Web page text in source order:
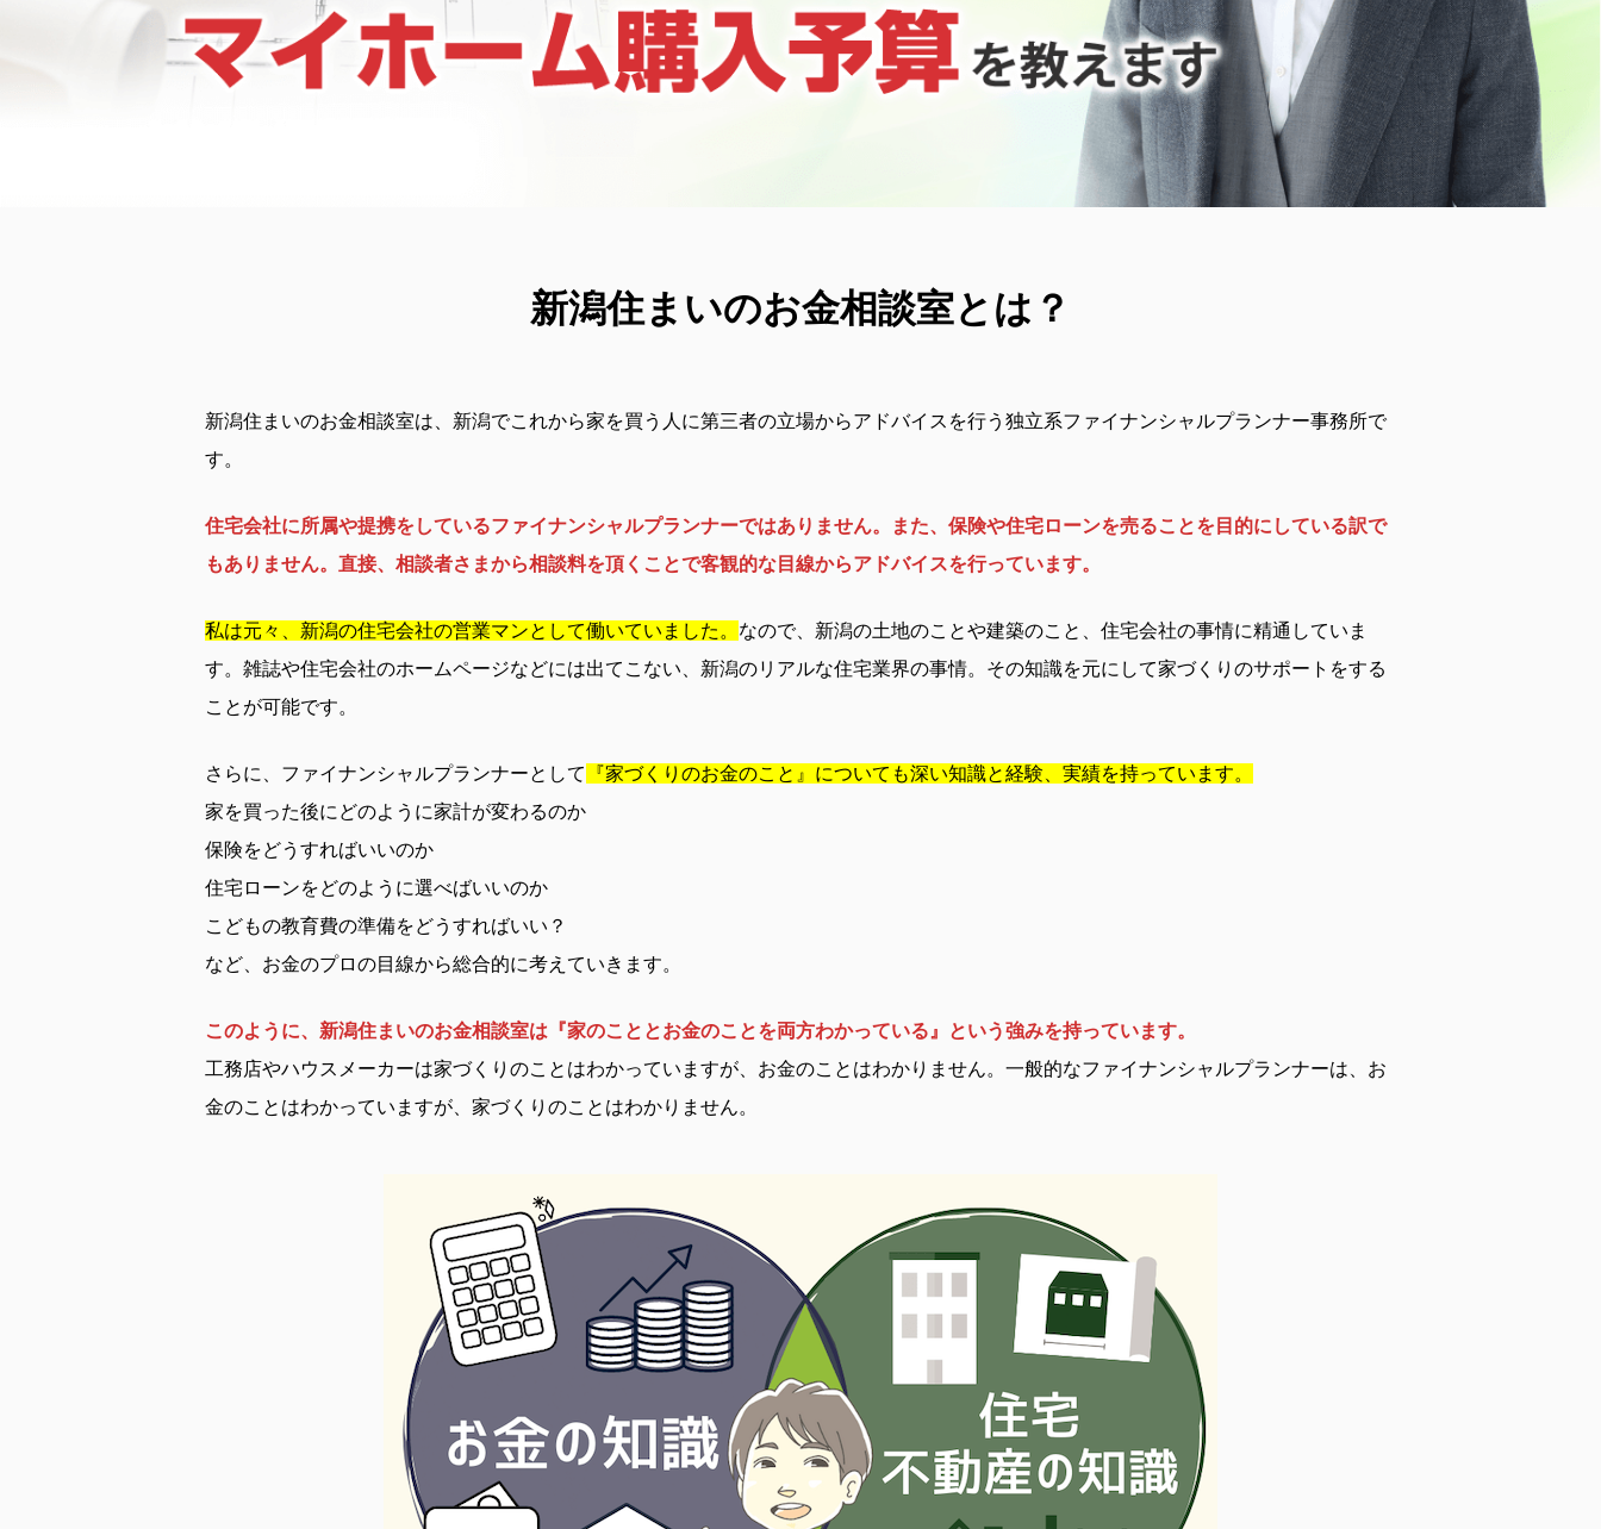
新潟住まいのお金相談室とは？
新潟住まいのお金相談室は、新潟でこれから家を買う人に第三者の立場からアドバイスを行う独立系ファイナンシャルプランナー事務所で
す。
住宅会社に所属や提携をしているファイナンシャルプランナーではありません。また、保険や住宅ローンを売ることを目的にしている訳で
もありません。直接、相談者さまから相談料を頂くことで客観的な目線からアドバイスを行っています。
私は元々、新潟の住宅会社の営業マンとして働いていました。 なので、新潟の土地のことや建築のこと、住宅会社の事情に精通していま
す。雑誌や住宅会社のホームページなどには出てこない、新潟のリアルな住宅業界の事情。その知識を元にして家づくりのサポートをする
ことが可能です。
さらに、ファイナンシャルプランナーとして
『家づくりのお金のこと』についても深い知識と経験、実績を持っています。
家を買った後にどのように家計が変わるのか
保険をどうすればいいのか
住宅ローンをどのように選べばいいのか
こどもの教育費の準備をどうすればいい？
など、お金のプロの目線から総合的に考えていきます。
このように、新潟住まいのお金相談室は『家のこととお金のことを両方わかっている』という強みを持っています。
工務店やハウスメーカーは家づくりのことはわかっていますが、お金のことはわかりません。一般的なファイナンシャルプランナーは、お
金のことはわかっていますが、家づくりのことはわかりません。